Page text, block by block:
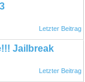
Jailbreak